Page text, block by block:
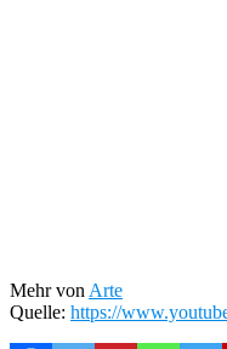
Mehr von Arte
Quelle: https://